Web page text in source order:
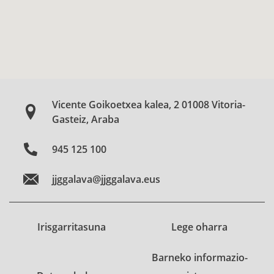
Vicente Goikoetxea kalea, 2 01008 Vitoria-
Gasteiz, Araba
945 125 100
jjggalava@jjggalava.eus
Irisgarritasuna Lege oharra
Barneko informazio-